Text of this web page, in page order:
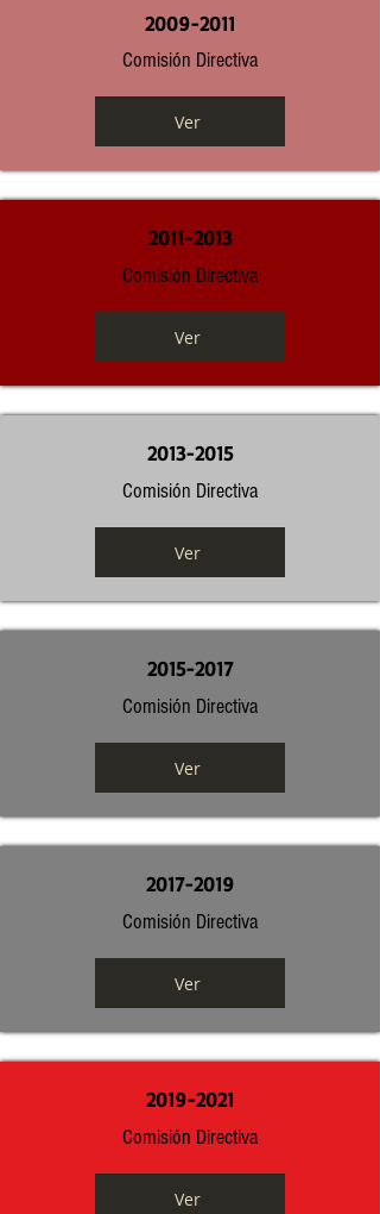
2009-2011
Comisión Directiva
Ver
2011-2013
Comisión Directiva
Ver
2013-2015
Comisión Directiva
Ver
2015-2017
Comisión Directiva
Ver
2017-2019
Comisión Directiva
Ver
2019-2021
Comisión Directiva
Ver